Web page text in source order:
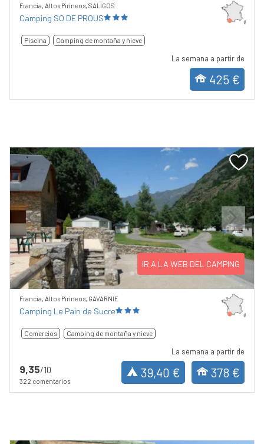
Francia, Altos Pirineos, SALIGOS
Camping SO DE PROUS
Piscina Camping de montaña y nieve
La semana a partir de
425 €
Previous Next
IR A LA WEB DEL CAMPING
Francia, Altos Pirineos, GAVARNIE
Camping Le Pain de Sucre
Comercios Camping de montaña y nieve
9,35/10
322 comentarios
La semana a partir de
39,40 € 378 €